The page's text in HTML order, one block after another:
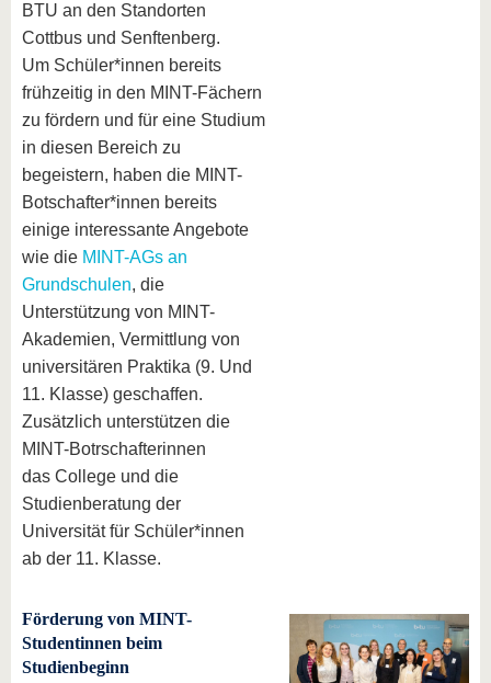
BTU an den Standorten
Cottbus und Senftenberg.
Um Schüler*innen bereits
frühzeitig in den MINT-Fächern
zu fördern und für eine Studium
in diesen Bereich zu
begeistern, haben die MINT-
Botschafter*innen bereits
einige interessante Angebote
wie die MINT-AGs an
Grundschulen, die
Unterstützung von MINT-
Akademien, Vermittlung von
universitären Praktika (9. Und
11. Klasse) geschaffen.
Zusätzlich unterstützen die
MINT-Botrschafterinnen
das College und die
Studienberatung der
Universität für Schüler*innen
ab der 11. Klasse.
Förderung von MINT-
Studentinnen beim
Studienbeginn